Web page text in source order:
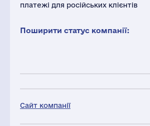
Сайт компанії
платежі для російських клієнтів
Поширити статус компанії: